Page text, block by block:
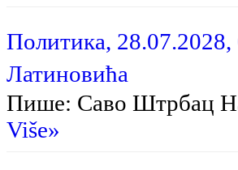
Политика, 28.07.2028,
Латиновића
Пише: Саво Штрбац
Više»